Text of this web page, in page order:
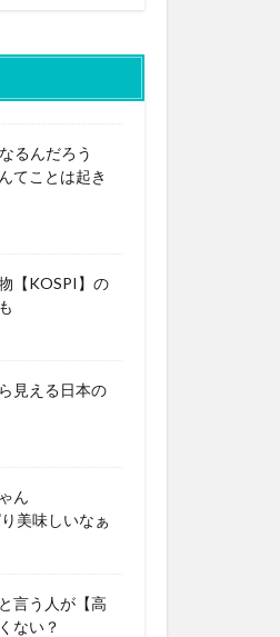
るんだろう
てことは起き
【KOSPI】の
見える日本の
ん
美味しいなぁ
言う人が【高
ない？